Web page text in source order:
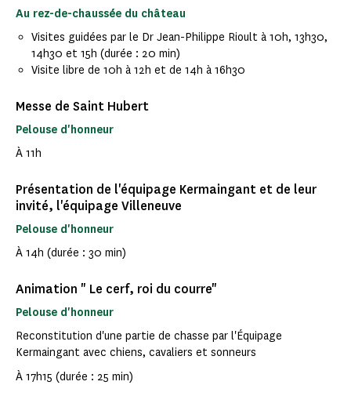
Au rez-de-chaussée du château
Visites guidées par le Dr Jean-Philippe Rioult à 10h, 13h30,
14h30 et 15h (durée : 20 min)
Visite libre de 10h à 12h et de 14h à 16h30
Messe de Saint Hubert
Pelouse d'honneur
À 11h
Présentation de l'équipage Kermaingant et de leur
invité, l'équipage Villeneuve
Pelouse d'honneur
À 14h (durée : 30 min)
Animation " Le cerf, roi du courre"
Pelouse d'honneur
Reconstitution d'une partie de chasse par l'Équipage
Kermaingant avec chiens, cavaliers et sonneurs
À 17h15 (durée : 25 min)